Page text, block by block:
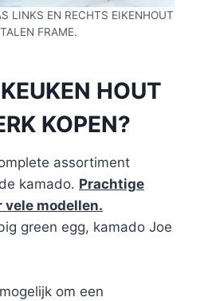
LINKS EN RECHTS EIKENHOUT
FRAME.
HOUT
KOPEN?
assortiment
kamado. Prachtige
modellen.
green egg, kamado Joe
om een